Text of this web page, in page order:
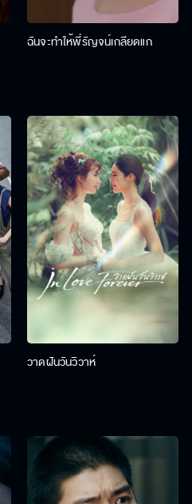
ฉันจะทำให้พี่รัญจน์เกลียดแก
วาดฝันวันวิวาห์